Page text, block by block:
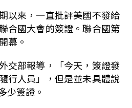
以來，一直批評美國不發給
合國大會的簽證。聯合國第
幕。
交部報導，「今天，簽證發
行人員」，但是並未具體說
少簽證。